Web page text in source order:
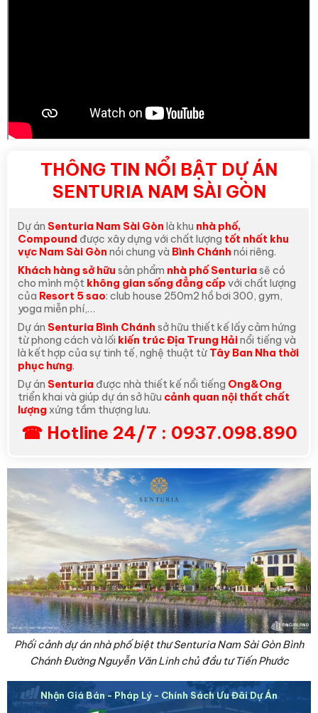
THÔNG TIN NỔI BẬT DỰ ÁN
SENTURIA NAM SÀI GÒN
Dự án Senturia Nam Sài Gòn là khu nhà phố,
Compound được xây dựng với chất lượng tốt nhất khu
vực Nam Sài Gòn nói chung và Bình Chánh nói riêng.
Khách hàng sở hữu sản phẩm nhà phố Senturia sẽ có
cho mình một không gian sống đẳng cấp với chất lượng
của Resort 5 sao: club house 250m2 hồ bơi 300, gym,
yoga miễn phí,…
Dự án Senturia Bình Chánh sở hữu thiết kế lấy cảm hứng
từ phong cách và lối kiến trúc Địa Trung Hảinổi tiếng và
là kết hợp của sự tinh tế, nghệ thuật từ Tây Ban Nha thời
phục hưng.
Dự án Senturia được nhà thiết kế nổi tiếng Ong&Ong
triển khai và giúp dự án sở hữu cảnh quan nội thất chất
lượng xứng tầm thượng lưu.
☎ Hotline 24/7 : 0937.098.890
Phối cảnh dự án nhà phố biệt thư Senturia Nam Sài Gòn Bình
Chánh Đường Nguyễn Văn Linh chủ đầu tư Tiến Phước
Nhận Giá Bán - Pháp Lý - Chính Sách Ưu Đãi Dự Án